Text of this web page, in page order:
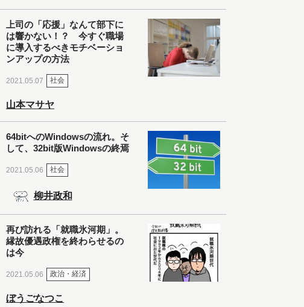
上司の「応援」なんて部下に
は響かない！？ 今すぐ職場
に導入するべきモチベーショ
ンアップの方法
2021.05.07 社会
山本マサヤ
64bitへのWindowsの流れ。そ
して、32bit版Windowsの終焉
2021.05.06 社会
柳井政和
再び訪れる「就職氷河期」。
縁故優遇政権を終わらせるの
は今
2021.05.06 政治・経済
ぼうごなつこ